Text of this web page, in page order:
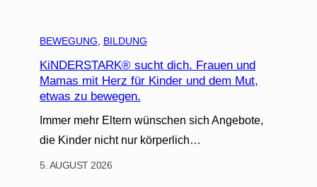
BEWEGUNG BILDUNG
KiNDERSTARK® sucht dich. Frauen und
Mamas mit Herz für Kinder und dem Mut,
etwas zu bewegen.
Immer mehr Eltern wünschen sich Angebote,
die Kinder nicht nur körperlich…
5. AUGUST 2026